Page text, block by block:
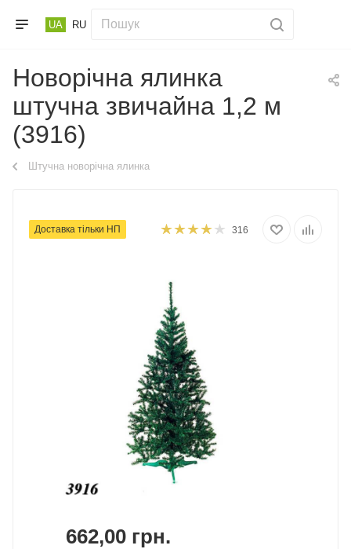
UA RU
Новорічна ялинка
штучна звичайна 1,2 м
(3916)
Штучна новорічна ялинка
Доставка тільки НП 316
662,00 грн.